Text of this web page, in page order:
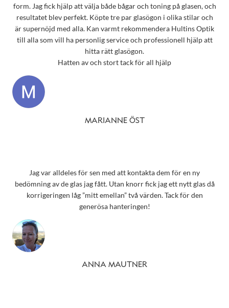
form. Jag fick hjälp att välja både bågar och toning på glasen, och
resultatet blev perfekt. Köpte tre par glasögon i olika stilar och
är supernöjd med alla. Kan varmt rekommendera Hultins Optik
till alla som vill ha personlig service och professionell hjälp att
hitta rätt glasögon.
Hatten av och stort tack för all hjälp
MARIANNE ÖST
Jag var alldeles för sen med att kontakta dem för en ny
bedömning av de glas jag fått. Utan knorr fick jag ett nytt glas då
korrigeringen låg ”mitt emellan” två värden. Tack för den
generösa hanteringen!
ANNA MAUTNER